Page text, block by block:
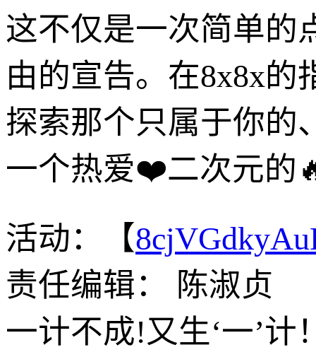
这不仅是一次简单的
由的宣告。在8x8x
探索那个只属于你的
一个热爱❤️二次元的
活动：【
责任编辑： 陈淑贞
一计不成!又生‘一’